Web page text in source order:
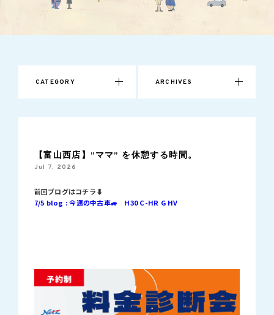
CATEGORY ARCHIVES
【富山西店】”ママ” を休憩する時間。
Jul 7, 2026
前回ブログはコチラ⬇︎
7/5 blog : 今週の中古車🚙 H30 C-HR G HV